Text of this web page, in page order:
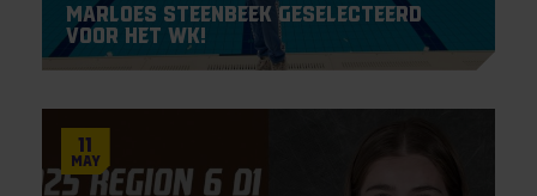
Marloes Steenbeek geselecteerd
voor het WK!
11
May